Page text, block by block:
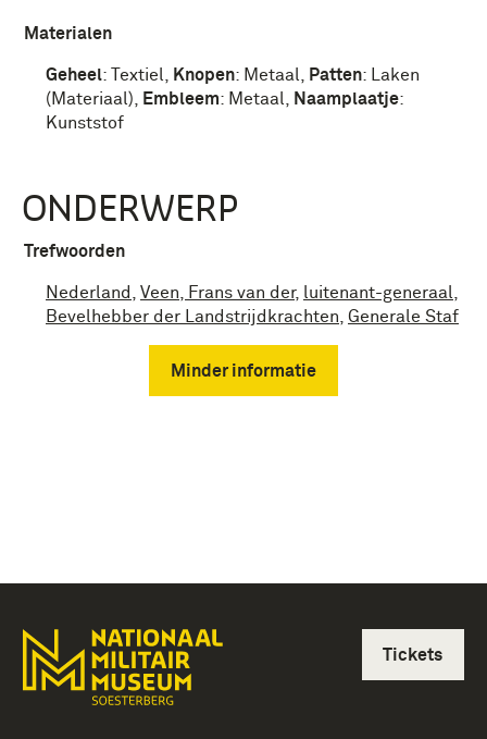
Materialen
Geheel: Textiel Knopen: Metaal Patten:
Laken
(Materiaal)
Embleem: Metaal Naamplaatje:
Kunststof
ONDERWERP
Trefwoorden
Nederland Veen, Frans van der, luitenant-generaal
Bevelhebber der Landstrijdkrachten Generale Staf
Minder informatie
Tickets